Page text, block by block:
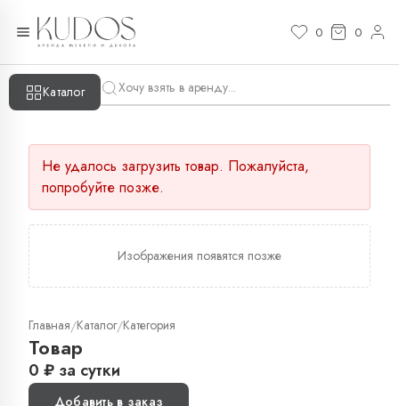
0 0
Каталог
Не удалось загрузить товар. Пожалуйста,
попробуйте позже.
Изображения появятся позже
Главная/Каталог/Категория
Товар
0 ₽ за сутки
Добавить в заказ